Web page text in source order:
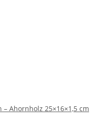
Ahornholz 25×16×1,5 cm